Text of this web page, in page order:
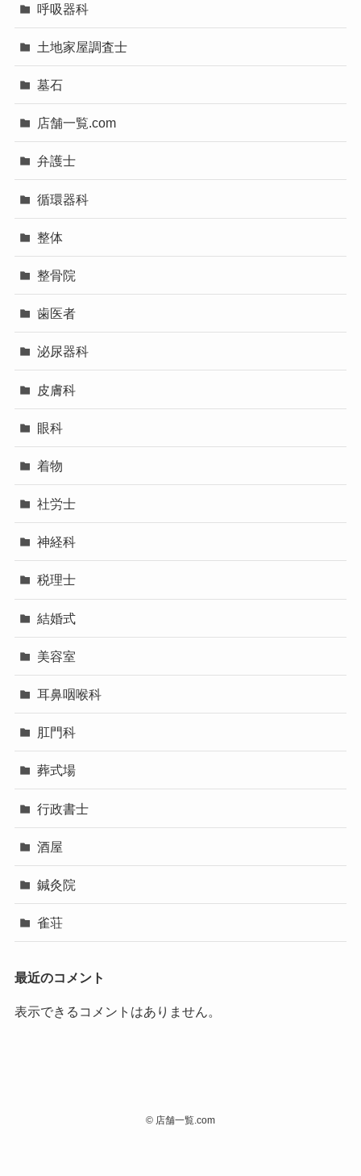
呼吸器科
土地家屋調査士
墓石
店舗一覧.com
弁護士
循環器科
整体
整骨院
歯医者
泌尿器科
皮膚科
眼科
着物
社労士
神経科
税理士
結婚式
美容室
耳鼻咽喉科
肛門科
葬式場
行政書士
酒屋
鍼灸院
雀荘
最近のコメント
表示できるコメントはありません。
© 店舗一覧.com